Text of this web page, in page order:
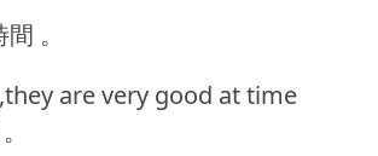
。
are very good at time